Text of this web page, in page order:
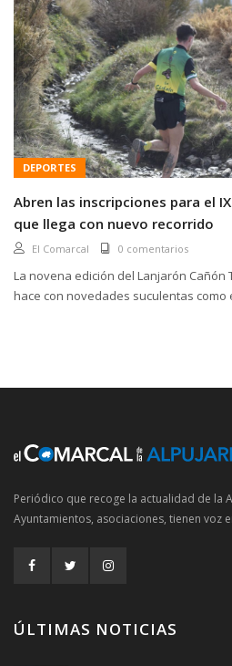
DEPORTES
Abren las inscripciones para el
que llega con nuevo recorrido
El Comarcal 0 comentarios
La novena edición del Lanjarón Cañón
hace con novedades suculentas como
Periódico que recoge la actualidad de la
Ayuntamientos, asociaciones, tienen voz
ÚLTIMAS NOTICIAS